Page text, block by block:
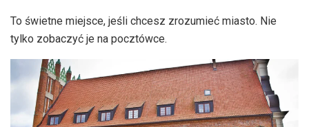
To świetne miejsce, jeśli chcesz zrozumieć miasto. Nie
tylko zobaczyć je na pocztówce.